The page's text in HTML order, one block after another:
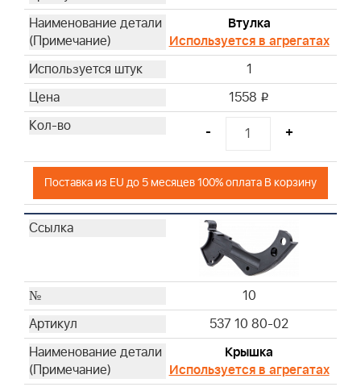
Втулка
Используется в агрегатах
1
1558 i
- +
Поставка из EU до 5 месяцев 100% оплата В корзину
10
537 10 80-02
Крышка
Используется в агрегатах